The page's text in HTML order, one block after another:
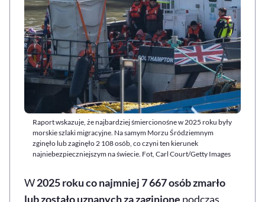
Raport wskazuje, że najbardziej śmiercionośne w 2025 roku były
morskie szlaki migracyjne. Na samym Morzu Śródziemnym
zginęło lub zaginęło 2 108 osób, co czyni ten kierunek
najniebezpieczniejszym na świecie. Fot, Carl Court/Getty Images
W2025 roku co najmniej 7 667 osób zmarło
lub zostało uznanych za zaginione podczas